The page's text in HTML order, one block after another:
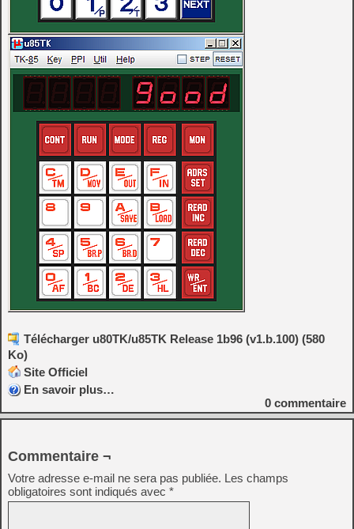
Télécharger u80TK/u85TK Release 1b96 (v1.b.100) (580
Ko)
Site Officiel
En savoir plus…
0 commentaire
Commentaire ¬
Votre adresse e-mail ne sera pas publiée. Les champs
obligatoires sont indiqués avec *